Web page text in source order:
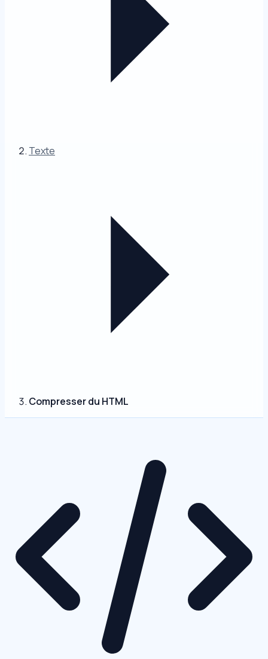
Texte
Compresser du HTML